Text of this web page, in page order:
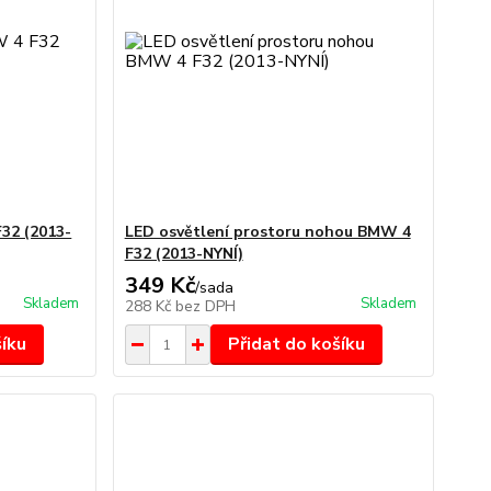
(2013-
Skladem
LED osvětlení prostoru nohou BMW 4
F32 (2013-NYNÍ)
349 Kč/sada
288 Kč bez DPH Skladem
Přidat do košíku